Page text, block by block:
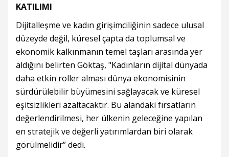
KATILIMI
Dijitalleşme ve kadın girişimciliğinin sadece ulusal
düzeyde değil, küresel çapta da toplumsal ve
ekonomik kalkınmanın temel taşları arasında yer
aldığını belirten Göktaş, "Kadınların dijital dünyada
daha etkin roller alması dünya ekonomisinin
sürdürülebilir büyümesini sağlayacak ve küresel
eşitsizlikleri azaltacaktır. Bu alandaki fırsatların
değerlendirilmesi, her ülkenin geleceğine yapılan
en stratejik ve değerli yatırımlardan biri olarak
görülmelidir” dedi.